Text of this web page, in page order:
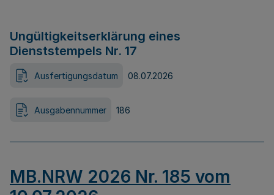
Ungültigkeitserklärung eines
Dienststempels Nr. 17
Ausfertigungsdatum 08.07.2026
Ausgabennummer 186
MB.NRW 2026 Nr. 185 vom